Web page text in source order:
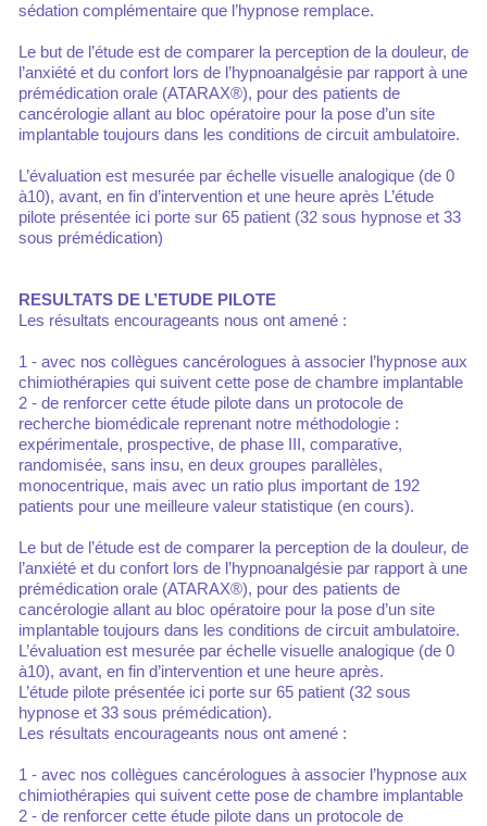
sédation complémentaire que l’hypnose remplace.
Le but de l’étude est de comparer la perception de la douleur, de
l’anxiété et du confort lors de l’hypnoanalgésie par rapport à une
prémédication orale (ATARAX®), pour des patients de
cancérologie allant au bloc opératoire pour la pose d’un site
implantable toujours dans les conditions de circuit ambulatoire.
L’évaluation est mesurée par échelle visuelle analogique (de 0
à10), avant, en fin d’intervention et une heure après L’étude
pilote présentée ici porte sur 65 patient (32 sous hypnose et 33
sous prémédication)
RESULTATS DE L’ETUDE PILOTE
Les résultats encourageants nous ont amené :
1 - avec nos collègues cancérologues à associer l’hypnose aux
chimiothérapies qui suivent cette pose de chambre implantable
2 - de renforcer cette étude pilote dans un protocole de
recherche biomédicale reprenant notre méthodologie :
expérimentale, prospective, de phase III, comparative,
randomisée, sans insu, en deux groupes parallèles,
monocentrique, mais avec un ratio plus important de 192
patients pour une meilleure valeur statistique (en cours).
Le but de l’étude est de comparer la perception de la douleur, de
l’anxiété et du confort lors de l’hypnoanalgésie par rapport à une
prémédication orale (ATARAX®), pour des patients de
cancérologie allant au bloc opératoire pour la pose d’un site
implantable toujours dans les conditions de circuit ambulatoire.
L’évaluation est mesurée par échelle visuelle analogique (de 0
à10), avant, en fin d’intervention et une heure après.
L’étude pilote présentée ici porte sur 65 patient (32 sous
hypnose et 33 sous prémédication).
Les résultats encourageants nous ont amené :
1 - avec nos collègues cancérologues à associer l’hypnose aux
chimiothérapies qui suivent cette pose de chambre implantable
2 - de renforcer cette étude pilote dans un protocole de